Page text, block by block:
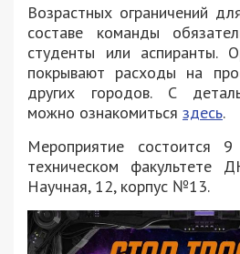
Возрастных ограничений
составе команды
студенты или аспиранты.
покрывают расходы на
других городов. С
можно ознакомиться здесь.
Мероприятие состоится
техническом факультете
Научная, 12, корпус №13.